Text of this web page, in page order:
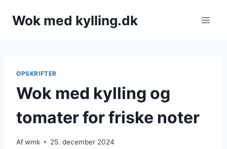
Wok med kylling.dk
OPSKRIFTER
Wok med kylling og
tomater for friske noter
Afwmk 25. december 2024